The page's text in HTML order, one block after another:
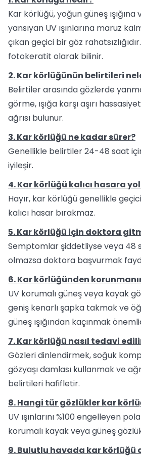
Kar körlüğü, yoğun güneş
yansıyan UV ışınlarına maruz
çıkan geçici bir göz
fotokeratit olarak bilinir.
2. Kar körlüğünün belirtileri
Belirtiler arasında gözlerde
görme, ışığa karşı aşırı
ağrısı bulunur.
3. Kar körlüğü ne kadar sürer?
Genellikle belirtiler 24-48 saat
iyileşir.
4. Kar körlüğü kalıcı hasara
Hayır, kar körlüğü genellikle
kalıcı hasar bırakmaz.
5. Kar körlüğü için doktora
Semptomlar şiddetliyse veya 48
olmazsa doktora başvurmak
6. Kar körlüğünden
UV korumalı güneş veya kayak
geniş kenarlı şapka takmak ve
güneş ışığından kaçınmak
7. Kar körlüğü nasıl tedavi
Gözleri dinlendirmek, soğuk
gözyaşı damlası kullanmak ve
belirtileri hafifletir.
8. Hangi tür gözlükler kar
UV ışınlarını %100 engelleyen
korumalı kayak veya güneş
9. Bulutlu havada kar körlüğü